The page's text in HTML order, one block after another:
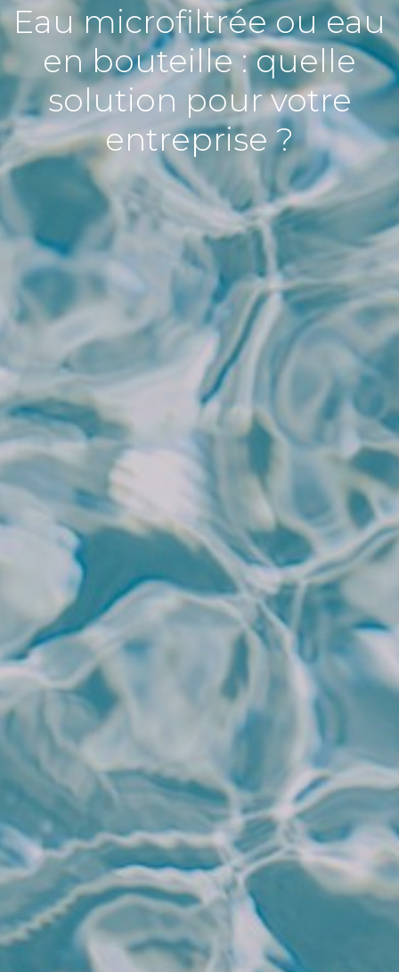
Eau microfiltrée ou eau
en bouteille : quelle
solution pour votre
entreprise ?